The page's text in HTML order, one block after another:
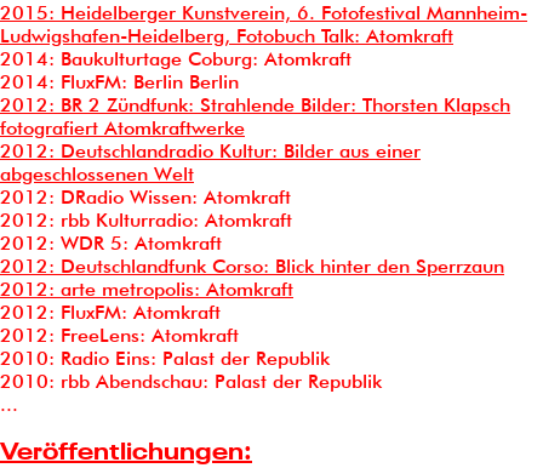
2015: Heidelberger Kunstverein, 6. Fotofestival Mannheim-
Ludwigshafen-Heidelberg, Fotobuch Talk: Atomkraft
2014: Baukulturtage Coburg: Atomkraft
2014: FluxFM: Berlin Berlin
2012: BR 2 Zündfunk: Strahlende Bilder: Thorsten Klapsch
fotografiert Atomkraftwerke
2012: Deutschlandradio Kultur: Bilder aus einer
abgeschlossenen Welt
2012: DRadio Wissen: Atomkraft
2012: rbb Kulturradio: Atomkraft
2012: WDR 5: Atomkraft
2012: Deutschlandfunk Corso: Blick hinter den Sperrzaun
2012: arte metropolis: Atomkraft
2012: FluxFM: Atomkraft
2012: FreeLens: Atomkraft
2010: Radio Eins: Palast der Republik
2010: rbb Abendschau: Palast der Republik
...
Veröffentlichungen: